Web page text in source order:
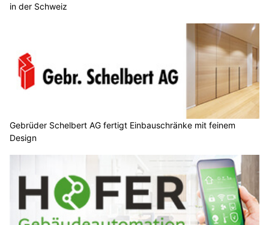
in der Schweiz
Gebrüder Schelbert AG fertigt Einbauschränke mit feinem
Design